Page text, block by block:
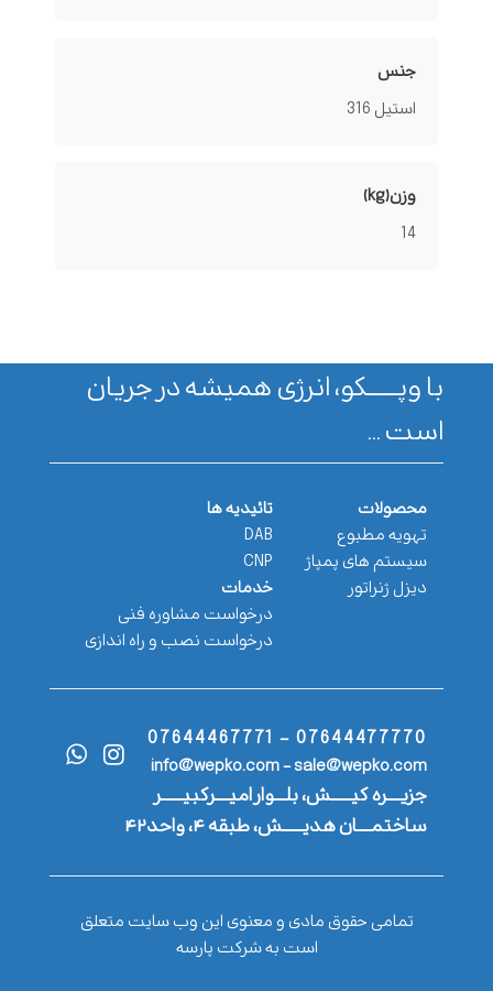
جنس
استیل 316
وزن(kg)
14
با وپـــــــکو، انرژی همیشه در جریان
است ...
محصولات
تهویه مطبوع
سیستم های پمپاژ
دیزل ژنراتور
تائیدیه ها
DAB
CNP
خدمات
درخواست مشاوره فنی
درخواست نصب و راه اندازی
07644477770 - 07644467771
info@wepko.com - sale@wepko.com
جزیــــره کیــــــش، بلـــوار امیــــرکبیــــــر
ساختمــــان هدیــــــش، طبقه ۴، واحد۴۲
تمامی حقوق مادی و معنوی این وب سایت متعلق
است به شرکت پارسه